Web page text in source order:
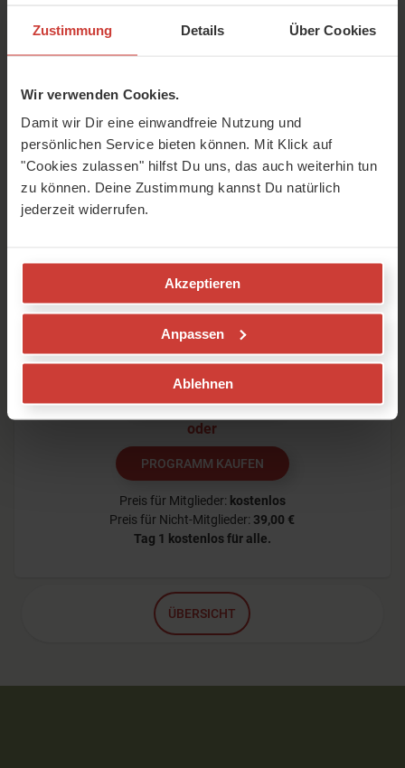
Zustimmung Details Über Cookies
Wir verwenden Cookies.
Damit wir Dir eine einwandfreie Nutzung und
persönlichen Service bieten können. Mit Klick auf
"Cookies zulassen" hilfst Du uns, das auch weiterhin tun
zu können. Deine Zustimmung kannst Du natürlich
jederzeit widerrufen.
Akzeptieren
Anpassen
Ablehnen
Wie kann ich an Pro Age Yoga
Für alle Mitglieder von YogaMeHome ist
dieses Yoga-Programm kostenlos. Wenn Du
kein Mitglied werden möchtest, weil Du Dich
nur für dieses eine Programm interessierst,
kannst Du auch einen dauerhaften Zugang
Tag kannst Du natürlich kostenlos
ausprobieren. Klicke jetzt entweder auf
Programm starten, Programm kaufen oder
oder
PROGRAMM KAUFEN
Preis für Mitglieder: kostenlos
Preis für Nicht-Mitglieder: 39,00 €
Tag 1 kostenlos für alle.
ÜBERSICHT